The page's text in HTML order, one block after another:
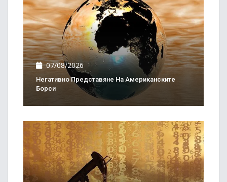
07/08/2026
Негативно Представяне На Американските
Борси